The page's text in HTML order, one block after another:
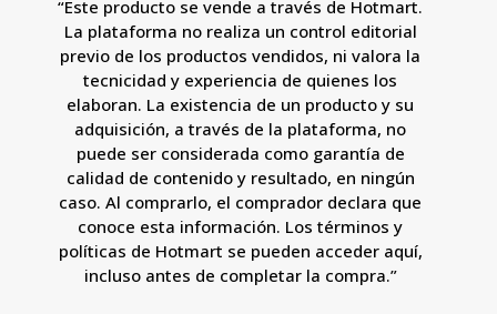
“Este producto se vende a través de Hotmart.
La plataforma no realiza un control editorial
previo de los productos vendidos, ni valora la
tecnicidad y experiencia de quienes los
elaboran. La existencia de un producto y su
adquisición, a través de la plataforma, no
puede ser considerada como garantía de
calidad de contenido y resultado, en ningún
caso. Al comprarlo, el comprador declara que
conoce esta información. Los términos y
políticas de Hotmart se pueden acceder aquí,
incluso antes de completar la compra.”